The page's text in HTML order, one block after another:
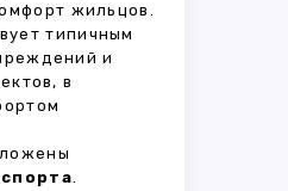
жильцов.
типичным
и
в
.